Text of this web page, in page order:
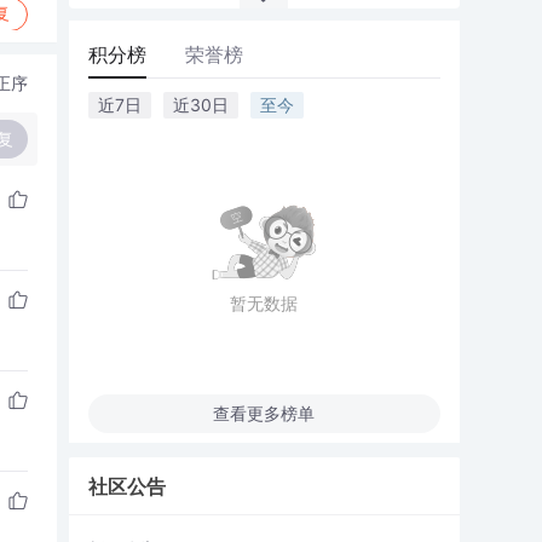
序
积分榜 荣誉榜
近7日 近30日 至今
暂无数据
查看更多榜单
社区公告